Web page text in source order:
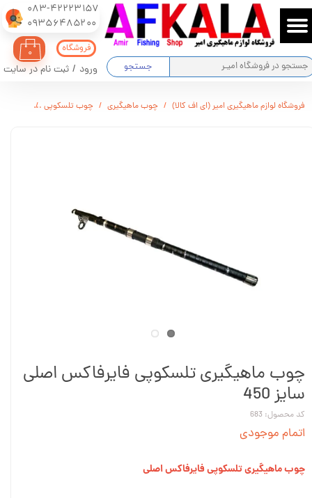
083-42223157
​​​​​​​09356485200
جستجو
۰
ورود / ثبت نام در سایت
حساب کاربری من
تغییر گذر واژه
فروشگاه
فروشگاه لوازم ماهیگیری امیر (ای اف کالا) چوب ماهیگیری چوب تلسکوپی
چوب ماهیگیری تلسکوپی فایرفاکس اصلی
سایز 450
کد محصول: 683
اتمام موجودی
چوب ماهیگیری تلسکوپی فایرفاکس اصلی